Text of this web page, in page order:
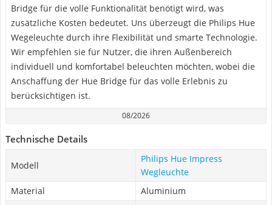
Bridge für die volle Funktionalität benötigt wird, was
zusätzliche Kosten bedeutet. Uns überzeugt die Philips Hue
Wegeleuchte durch ihre Flexibilität und smarte Technologie.
Wir empfehlen sie für Nutzer, die ihren Außenbereich
individuell und komfortabel beleuchten möchten, wobei die
Anschaffung der Hue Bridge für das volle Erlebnis zu
berücksichtigen ist.
08/2026
Technische Details
Modell
Philips Hue Impress
Wegleuchte
Material
Aluminium